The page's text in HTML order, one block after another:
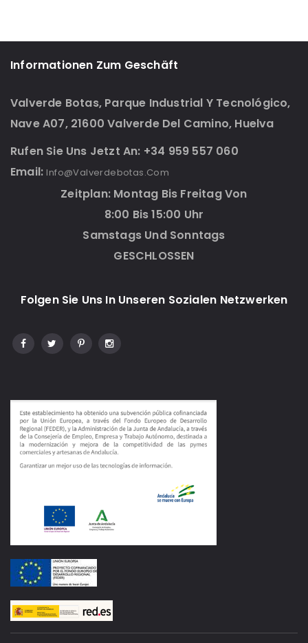
Informationen Zum Geschäft
Valverde Botas, Parque Industrial Y Tecnológico,
Nave A07, 21600 Valverde Del Camino, Huelva
Rufen Sie Uns Jetzt An: +34 959 557 060
Email: Info@valverdebotas.com
Zeitplan: Montag Bis Freitag Von
8:00 Bis 15:00 Uhr
Samstags Und Sonntags
GESCHLOSSEN
Folgen Sie Uns In Unseren Sozialen Netzwerken